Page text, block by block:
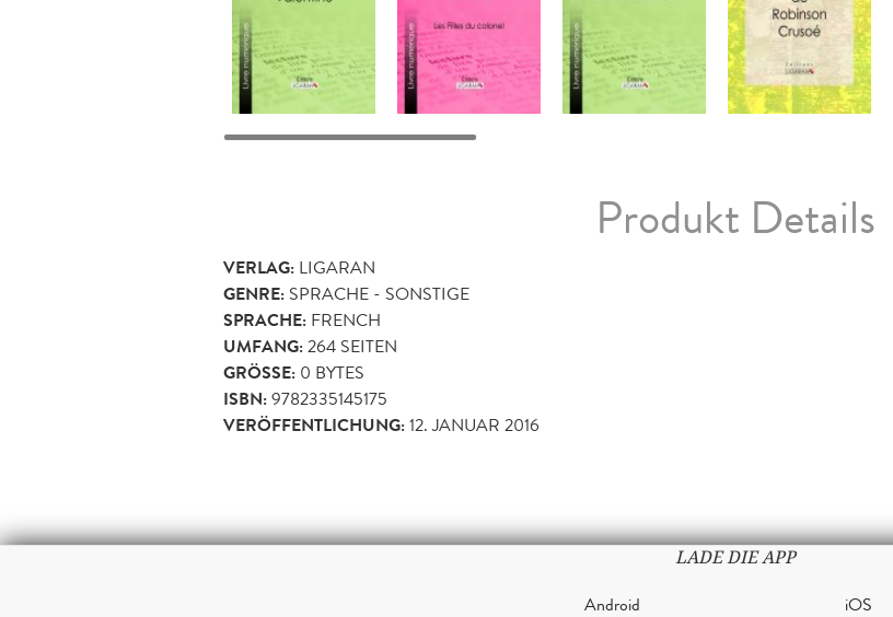
Produkt Details
VERLAG: LIGARAN
GENRE: SPRACHE - SONSTIGE
SPRACHE: FRENCH
UMFANG:264 SEITEN
GRÖSSE: 0 BYTES
ISBN:9782335145175
VERÖFFENTLICHUNG:12. JANUAR 2016
LADE DIE APP
Android iOS